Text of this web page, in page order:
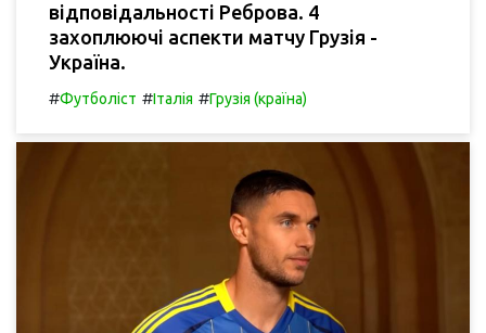
відповідальності Реброва. 4
захоплюючі аспекти матчу Грузія -
Україна.
#Футболіст #Італія #Грузія (країна)